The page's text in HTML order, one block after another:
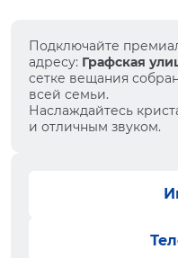
Подключайте
адресу: Графская
сетке вещания
всей семьи.
Наслаждайтесь
и отличным звуком.